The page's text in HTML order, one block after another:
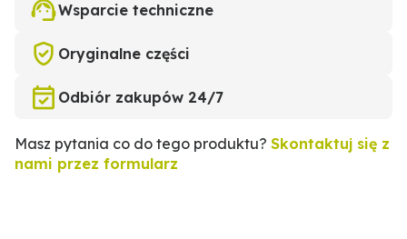
Wsparcie techniczne
Oryginalne części
Odbiór zakupów 24/7
Masz pytania co do tego produktu? Skontaktuj się z
nami przez formularz